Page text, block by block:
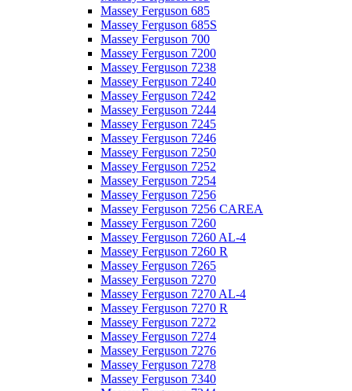
Massey Ferguson 685
Massey Ferguson 685S
Massey Ferguson 700
Massey Ferguson 7200
Massey Ferguson 7238
Massey Ferguson 7240
Massey Ferguson 7242
Massey Ferguson 7244
Massey Ferguson 7245
Massey Ferguson 7246
Massey Ferguson 7250
Massey Ferguson 7252
Massey Ferguson 7254
Massey Ferguson 7256
Massey Ferguson 7256 CAREA
Massey Ferguson 7260
Massey Ferguson 7260 AL-4
Massey Ferguson 7260 R
Massey Ferguson 7265
Massey Ferguson 7270
Massey Ferguson 7270 AL-4
Massey Ferguson 7270 R
Massey Ferguson 7272
Massey Ferguson 7274
Massey Ferguson 7276
Massey Ferguson 7278
Massey Ferguson 7340